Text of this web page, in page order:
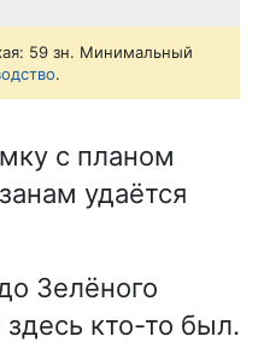
59 зн. Минимальный
.
с планом
удаётся
Зелёного
кто-то был.